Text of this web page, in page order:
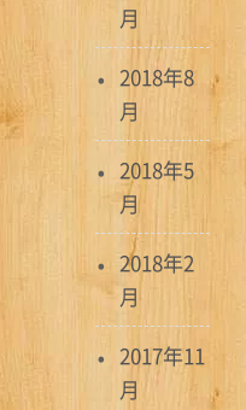
月
2018年8
月
2018年5
月
2018年2
月
2017年11
月